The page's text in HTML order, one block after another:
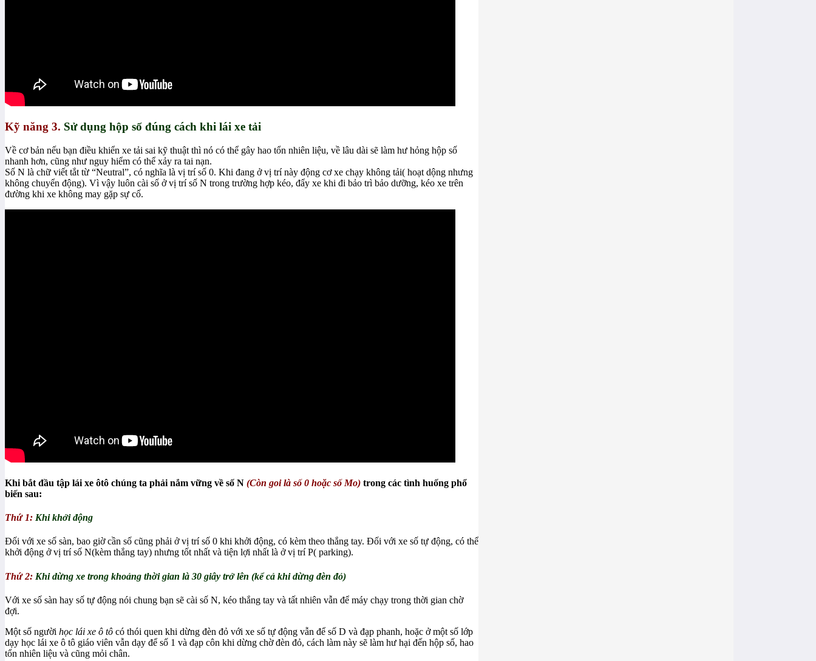
Kỹ năng 3. Sử dụng hộp số đúng cách khi lái xe tải
Về cơ bản nếu bạn điều khiển xe tải sai kỹ thuật thì nó có thể gây hao tổn nhiên liệu, về lâu dài sẽ làm hư hỏng hộp số
nhanh hơn, cũng như nguy hiểm có thể xảy ra tai nạn.
Số N là chữ viết tắt từ “Neutral”, có nghĩa là vị trí số 0. Khi đang ở vị trí này động cơ xe chạy không tải( hoạt dộng nhưng
không chuyển động). Vì vậy luôn cài số ở vị trí số N trong trường hợp kéo, đẩy xe khi đi bảo trì bảo dưỡng, kéo xe trên
đường khi xe không may gặp sự cố.
Khi bắt đầu tập lái xe ôtô chúng ta phải nắm vững về số N (Còn goi là số 0 hoặc số Mo) trong các tình huống phổ
biến sau:
Thứ 1: Khi khởi động
Đối với xe số sàn, bao giờ cần số cũng phải ở vị trí số 0 khi khởi động, có kèm theo thắng tay. Đối với xe số tự động, có thể
khởi động ở vị trí số N(kèm thắng tay) nhưng tốt nhất và tiện lợi nhất là ở vị trí P( parking).
Thứ 2: Khi dừng xe trong khoảng thời gian là 30 giây trở lên (kể cả khi dừng đèn đỏ)
Với xe số sàn hay số tự động nói chung bạn sẽ cài số N, kéo thắng tay và tất nhiên vẫn để máy chạy trong thời gian chờ
đợi.
Một số người học lái xe ô tô có thói quen khi dừng đèn đỏ với xe số tự động vẫn để số D và đạp phanh, hoặc ở một số lớp
dạy học lái xe ô tô giáo viên vẫn dạy để số 1 và đạp côn khi dừng chờ đèn đỏ, cách làm này sẽ làm hư hại đến hộp số, hao
tổn nhiên liệu và cũng mỏi chân.